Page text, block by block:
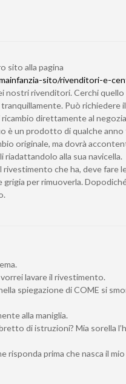
sito alla pagina
sito/rivenditori-e-
nostri rivenditori. Cerchi quello
Può richiedere il
direttamente al
è un prodotto di qualche anno
originale, ma dovrà
alla sua navicella.
che ha, deve fare
per rimuoverla.
lavare il rivestimento.
spiegazione di COME si
alla maniglia.
di istruzioni? Mia sorella
risponda prima che nasca il mio